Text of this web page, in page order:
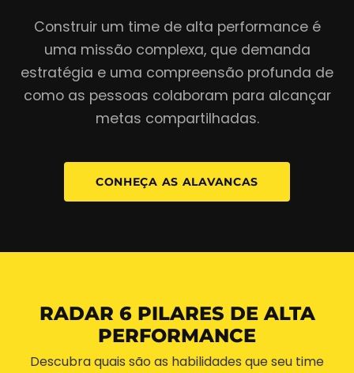
Construir um time de alta performance é
uma missão complexa, que demanda
estratégia e uma compreensão profunda de
como as pessoas colaboram para alcançar
metas compartilhadas.
CONHEÇA AS ALAVANCAS
RADAR 6 PILARES DE ALTA
PERFORMANCE
Descubra quais são as habilidades que seu time